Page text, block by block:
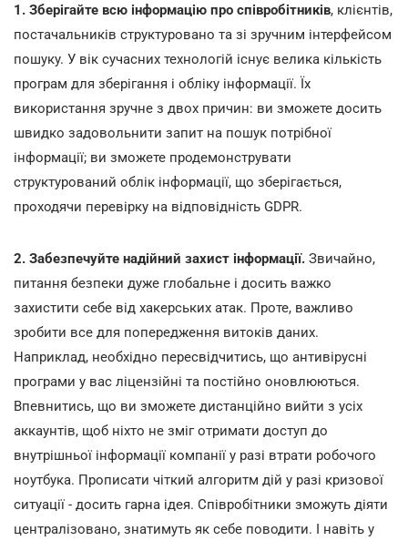
1. Зберігайте всю інформацію про співробітників, клієнтів,
постачальників структуровано та зі зручним інтерфейсом
пошуку. У вік сучасних технологій існує велика кількість
програм для зберігання і обліку інформації. Їх
використання зручне з двох причин: ви зможете досить
швидко задовольнити запит на пошук потрібної
інформації; ви зможете продемонструвати
структурований облік інформації, що зберігається,
проходячи перевірку на відповідність GDPR.
2. Забезпечуйте надійний захист інформації. Звичайно,
питання безпеки дуже глобальне і досить важко
захистити себе від хакерських атак. Проте, важливо
зробити все для попередження витоків даних.
Наприклад, необхідно пересвідчитись, що антивірусні
програми у вас ліцензійні та постійно оновлюються.
Впевнитись, що ви зможете дистанційно вийти з усіх
аккаунтів, щоб ніхто не зміг отримати доступ до
внутрішньої інформації компанії у разі втрати робочого
ноутбука. Прописати чіткий алгоритм дій у разі кризової
ситуації - досить гарна ідея. Співробітники зможуть діяти
централізовано, знатимуть як себе поводити. І навіть у